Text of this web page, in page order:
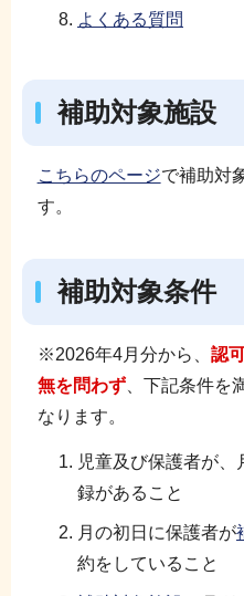
よくある質問
補助対象施設
こちらのページで補助対
す。
補助対象条件
※2026年4月分から、 認
無を問わず、下記条件を
なります。
児童及び保護者が
録があること
月の初日に保護者が
約をしていること